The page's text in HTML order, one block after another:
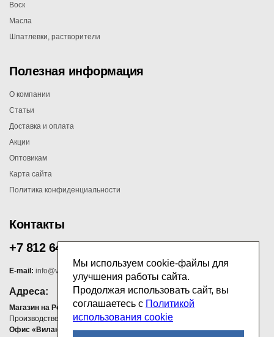
Воск
Масла
Шпатлевки, растворители
Полезная информация
О компании
Статьи
Доставка и оплата
Акции
Оптовикам
Карта сайта
Политика конфиденциальности
Контакты
+7 812 647 00 75
E-mail: info@vilana.ru
Адреса:
Магазин на Ропшинском шоссе
Производственно-административная зона Узигонты 21
Офис «Вилана»
Мы используем cookie-файлы для
улучшения работы сайта.
Продолжая использовать сайт, вы
соглашаетесь с Политикой
использования cookie